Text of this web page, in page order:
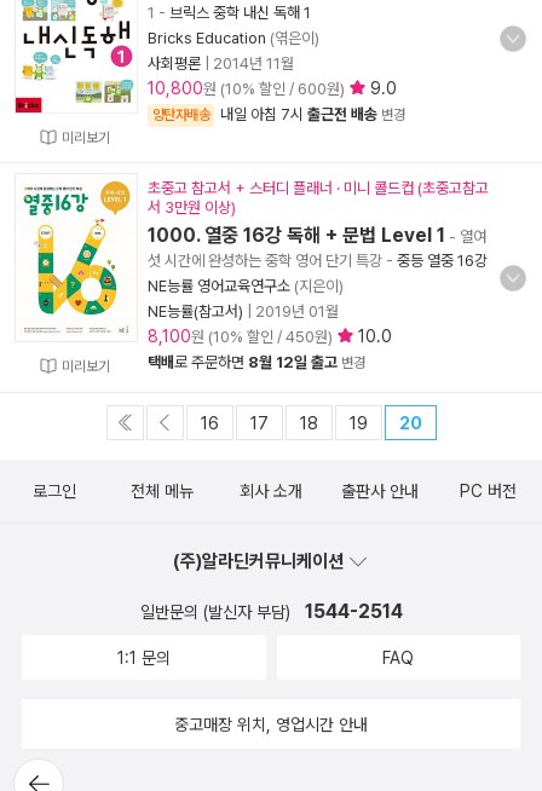
미리보기
1 - 브릭스 중학 내신 독해 1
Bricks Education (엮은이)
사회평론
2014년 11월
10,800원 (10% 할인 / 600원) 9.0
양탄자배송 내일 아침 7시 출근전 배송 변경
미리보기
초중고 참고서 + 스터디 플래너 · 미니 콜드컵 (초중고참고
서 3만원 이상)
1000. 열중 16강 독해 + 문법 Level 1 - 열여
섯 시간에 완성하는 중학 영어 단기 특강 - 중등 열중 16강
NE능률 영어교육연구소 (지은이)
NE능률(참고서)
2019년 01월
8,100원 (10% 할인 / 450원) 10.0
택배로 주문하면 8월 12일 출고 변경
16 17 18 19 20
뒤로가
로그인 전체 메뉴 회사 소개 출판사 안내 PC 버전
(주)알라딘커뮤니케이션
일반문의 (발신자 부담) 1544-2514
1:1 문의 FAQ
중고매장 위치, 영업시간 안내